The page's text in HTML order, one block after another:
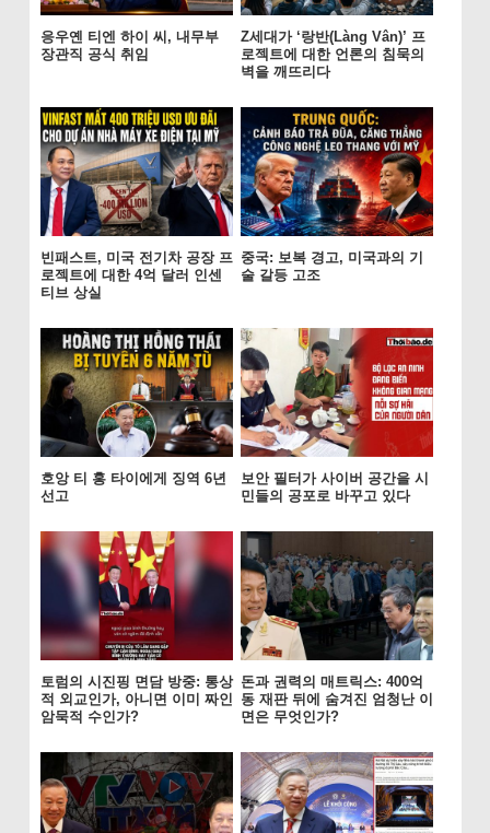
응우옌 티엔 하이 씨, 내무부
장관직 공식 취임
Z세대가 ‘랑반(Làng Vân)’ 프
로젝트에 대한 언론의 침묵의
벽을 깨뜨리다
빈패스트, 미국 전기차 공장 프
로젝트에 대한 4억 달러 인센
티브 상실
중국: 보복 경고, 미국과의 기
술 갈등 고조
호앙 티 홍 타이에게 징역 6년
선고
보안 필터가 사이버 공간을 시
민들의 공포로 바꾸고 있다
토럼의 시진핑 면담 방중: 통상
적 외교인가, 아니면 이미 짜인
암묵적 수인가?
돈과 권력의 매트릭스: 400억
동 재판 뒤에 숨겨진 엄청난 이
면은 무엇인가?